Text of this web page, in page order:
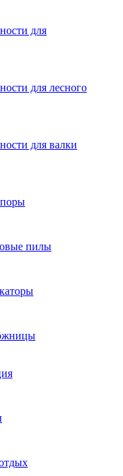
для
для лесного
для валки
пилы